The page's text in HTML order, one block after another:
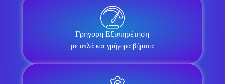
Γρήγορη Εξυπηρέτηση
με απλά και γρήγορα βήματα